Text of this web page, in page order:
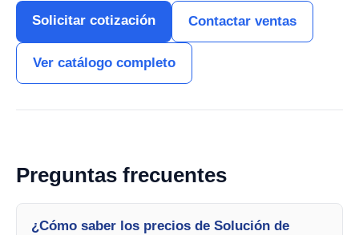
Solicitar cotización Contactar ventas
Ver catálogo completo
Preguntas frecuentes
¿Cómo saber los precios de Solución de